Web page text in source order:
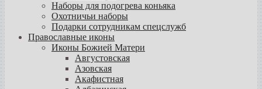
Наборы для подогрева коньяка
Охотничьи наборы
Подарки сотрудникам спецслужб
Православные иконы
Иконы Божией Матери
Августовская
Азовская
Акафистная